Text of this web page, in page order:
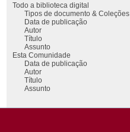
Todo a biblioteca digital
Tipos de documento & Coleções
Data de publicação
Autor
Título
Assunto
Esta Comunidade
Data de publicação
Autor
Título
Assunto